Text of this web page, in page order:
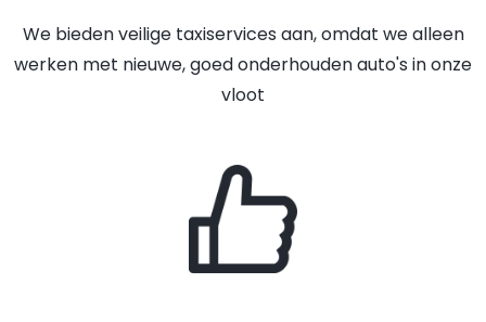
We bieden veilige taxiservices aan, omdat we alleen
werken met nieuwe, goed onderhouden auto's in onze
vloot